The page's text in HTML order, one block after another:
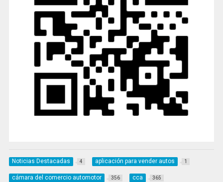
Noticias Destacadas 4 aplicación para vender autos 1
cámara del comercio automotor 356 cca 365